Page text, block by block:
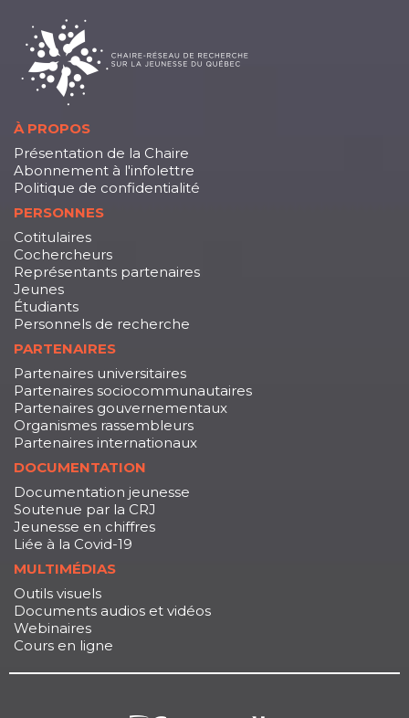
À PROPOS
Présentation de la Chaire
Abonnement à l'infolettre
Politique de confidentialité
PERSONNES
Cotitulaires
Cochercheurs
Représentants partenaires
Jeunes
Étudiants
Personnels de recherche
PARTENAIRES
Partenaires universitaires
Partenaires sociocommunautaires
Partenaires gouvernementaux
Organismes rassembleurs
Partenaires internationaux
DOCUMENTATION
Documentation jeunesse
Soutenue par la CRJ
Jeunesse en chiffres
Liée à la Covid-19
MULTIMÉDIAS
Outils visuels
Documents audios et vidéos
Webinaires
Cours en ligne